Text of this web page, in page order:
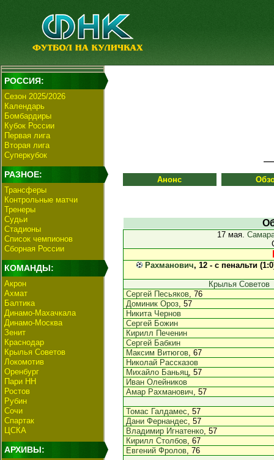
РОССИЯ:
Сезон 2025/2026
Календарь
Бомбардиры
Кубок России
Первая лига
Вторая лига
Суперкубок
РАЗНОЕ:
Трансферы
Контрольные матчи
Тренеры
Судьи
Стадионы
Список чемпионов
Сборная России
КОМАНДЫ:
Акрон
Ахмат
Балтика
Динамо-Махачкала
Динамо-Москва
Зенит
Краснодар
Крылья Советов
Локомотив
Оренбург
Пари НН
Ростов
Рубин
Сочи
Спартак
ЦСКА
АРХИВЫ:
Анонс
17 мая.
Рахманович, 12 - с пенальти
Крылья Советов
Сергей Песьяков, 76
Доминик Ороз, 57
Никита Чернов
Сергей Божин
Кирилл Печенин
Сергей Бабкин
Максим Витюгов, 67
Николай Рассказов
Михайло Баньяц, 57
Иван Олейников
Амар Рахманович, 57
Томас Галдамес, 57
Дани Фернандес, 57
Владимир Игнатенко, 57
Кирилл Столбов, 67
Евгений Фролов, 76